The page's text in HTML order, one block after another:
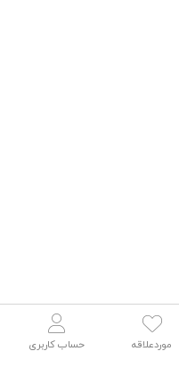
موردعلاقه حساب کاربری